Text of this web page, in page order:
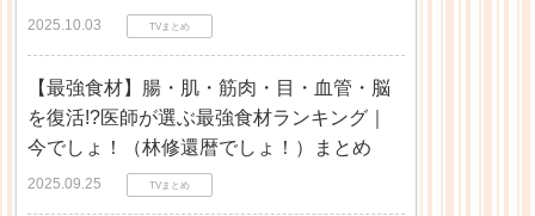
2025.10.03 TVまとめ
【最強食材】腸・肌・筋肉・目・血管・脳
を復活!?医師が選ぶ最強食材ランキング｜
今でしょ！（林修還暦でしょ！）まとめ
2025.09.25 TVまとめ